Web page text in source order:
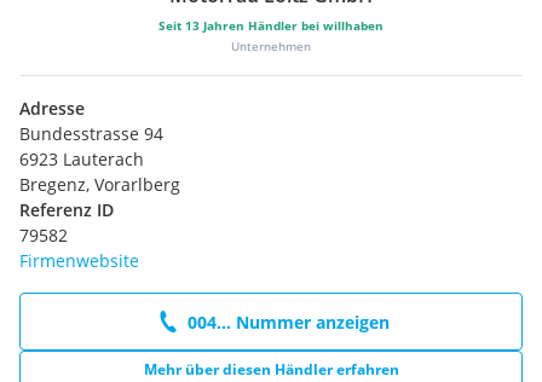
Seit 13 Jahren Händler bei willhaben
Unternehmen
Adresse
Bundesstrasse 94
6923 Lauterach
Bregenz, Vorarlberg
Referenz ID
79582
Firmenwebsite
004... Nummer anzeigen
Mehr über diesen Händler erfahren